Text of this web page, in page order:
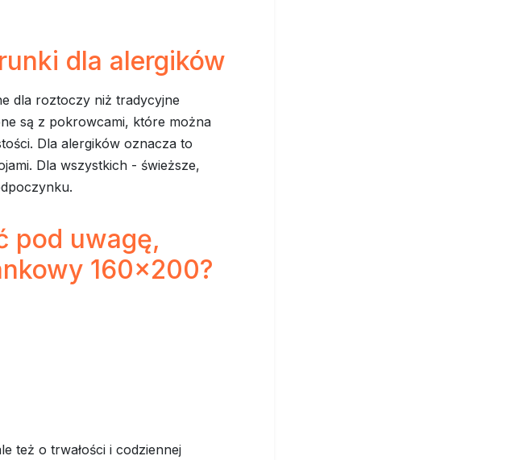
dla alergików
dla roztoczy niż tradycyjne
są z pokrowcami, które można
Dla alergików oznacza to
Dla wszystkich - świeższe,
pod uwagę,
160x200?
też o trwałości i codziennej